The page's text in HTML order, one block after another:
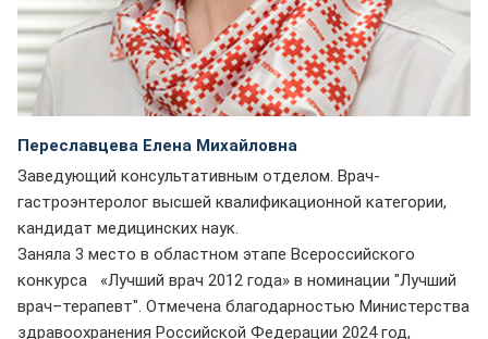
Переславцева Елена Михайловна
Заведующий консультативным отделом. Врач-
гастроэнтеролог высшей квалификационной категории,
кандидат медицинских наук.
Заняла 3 место в областном этапе Всероссийского
конкурса «Лучший врач 2012 года» в номинации "Лучший
врач–терапевт". Отмечена благодарностью Министерства
здравоохранения Российской Федерации 2024 год,